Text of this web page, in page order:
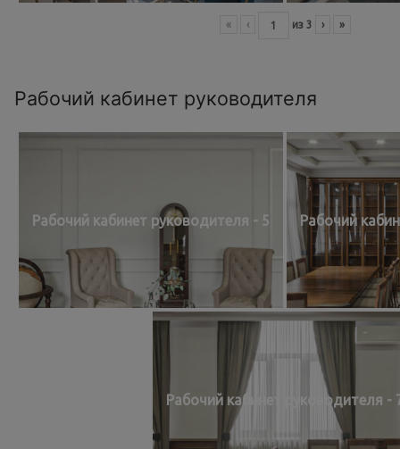
« ‹ из 3 › »
Рабочий кабинет руководителя
Рабочий кабинет руководителя - 5 Рабочий
Рабочий кабинет руководителя -